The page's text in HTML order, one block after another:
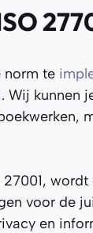
norm te
. Wij kunnen
voor de
en